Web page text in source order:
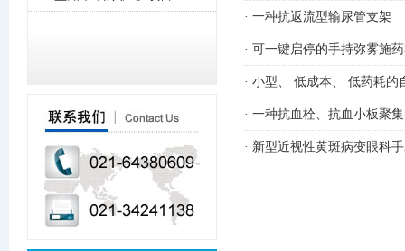
· 一种抗返流型输尿管支架
· 可一键启停的手持弥雾施
· 小型、 低成本、 低药耗
· 一种抗血栓、抗血小板聚
· 新型近视性黄斑病变眼科